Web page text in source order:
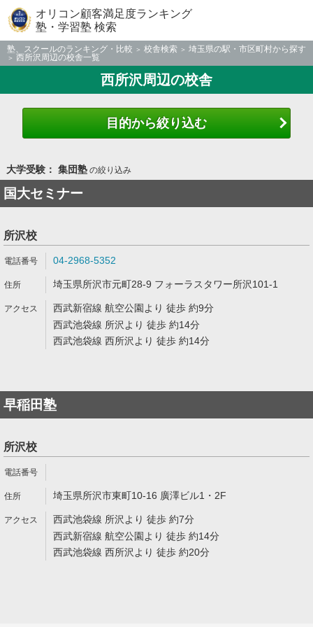
オリコン顧客満足度ランキング
塾・学習塾 検索
塾、スクールのランキング・比較 校舎検索
埼玉県の駅・市区町村から探す
西所沢周辺の校舎一覧
西所沢周辺の校舎
目的から絞り込む
大学受験： 集団塾の絞り込み
国大セミナー
所沢校
04-2968-5352
埼玉県所沢市元町28-9 フォーラスタワー所沢101-1
西武新宿線 航空公園より 徒歩 約9分
西武池袋線 所沢より 徒歩 約14分
西武池袋線 西所沢より 徒歩 約14分
早稲田塾
所沢校
埼玉県所沢市東町10-16 廣澤ビル1・2F
西武池袋線 所沢より 徒歩 約7分
西武新宿線 航空公園より 徒歩 約14分
西武池袋線 西所沢より 徒歩 約20分